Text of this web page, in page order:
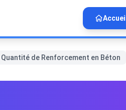
Accueil
de Renforcement en Béton